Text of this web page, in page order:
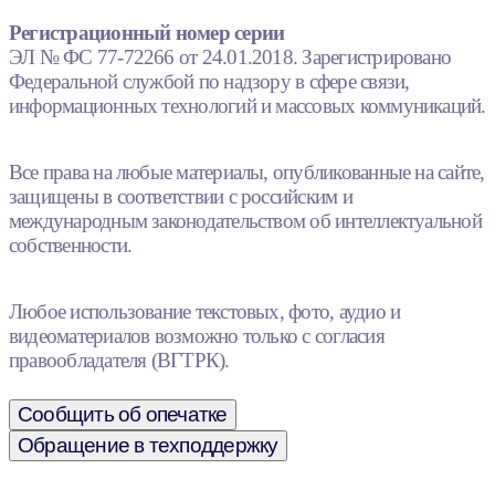
Регистрационный номер серии
ЭЛ № ФС 77-72266 от 24.01.2018. Зарегистрировано
Федеральной службой по надзору в сфере связи,
информационных технологий и массовых коммуникаций.
Все права на любые материалы, опубликованные на сайте,
защищены в соответствии с российским и
международным законодательством об интеллектуальной
собственности.
Любое использование текстовых, фото, аудио и
видеоматериалов возможно только с согласия
правообладателя (ВГТРК).
Сообщить об опечатке
Обращение в техподдержку